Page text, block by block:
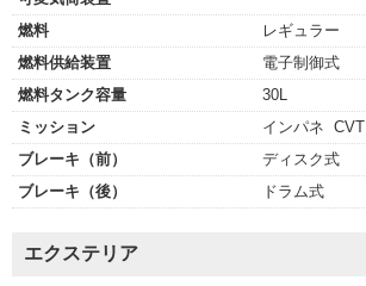
燃料
レギュラー
燃料供給装置
電子制御式
燃料タンク容量
30L
ミッション
インパネ CVT
ブレーキ（前）
ディスク式
ブレーキ（後）
ドラム式
エクステリア